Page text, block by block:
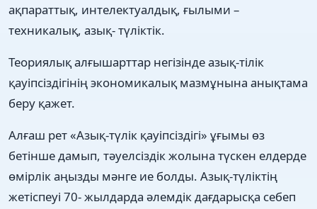
ақпараттық, интелектуалдық, ғылыми –
техникалық, азық- түліктік.
Теориялық алғышарттар негізінде азық-тілік
қауіпсіздігінің экономикалық мазмұнына анықтама
беру қажет.
Алғаш рет «Азық-түлік қауіпсіздігі» ұғымы өз
бетінше дамып, тәуелсіздік жолына түскен елдерде
өмірлік аңызды мәнге ие болды. Азық-түліктің
жетіспеуі 70- жылдарда әлемдік дағдарысқа себеп